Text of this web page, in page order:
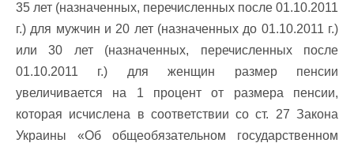
35 лет (назначенных, перечисленных после 01.10.2011
г.) для мужчин и 20 лет (назначенных до 01.10.2011 г.)
или 30 лет (назначенных, перечисленных после
01.10.2011 г.) для женщин размер пенсии
увеличивается на 1 процент от размера пенсии,
которая исчислена в соответствии со ст. 27 Закона
Украины «Об общеобязательном государственном